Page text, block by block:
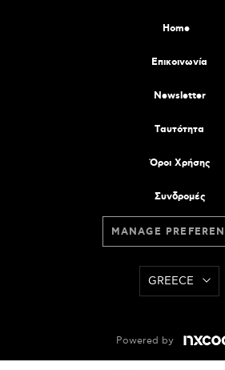
Home
Επικοινωνία
Newsletter
Tαυτότητα
Όροι Χρήσης
Συνδρομές
MANAGE
GREECE
Powered by